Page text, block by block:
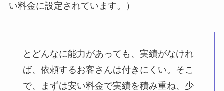
い料金に設定されています。）
とどんなに能力があっても、実績がなけれ
ば、依頼するお客さんは付きにくい。そこ
で、まずは安い料金で実績を積み重ね、少